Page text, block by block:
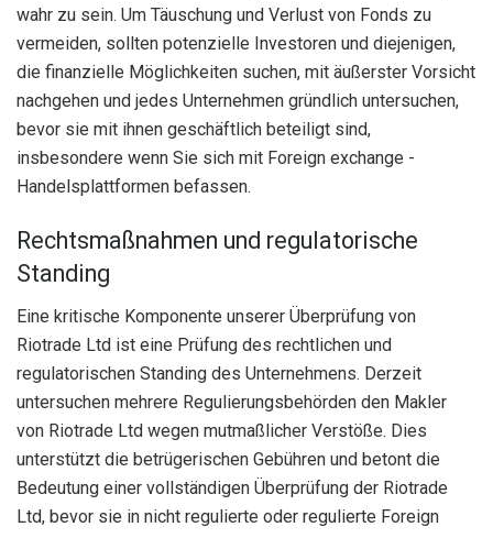
wahr zu sein. Um Täuschung und Verlust von Fonds zu
vermeiden, sollten potenzielle Investoren und diejenigen,
die finanzielle Möglichkeiten suchen, mit äußerster Vorsicht
nachgehen und jedes Unternehmen gründlich untersuchen,
bevor sie mit ihnen geschäftlich beteiligt sind,
insbesondere wenn Sie sich mit Foreign exchange -
Handelsplattformen befassen.
Rechtsmaßnahmen und regulatorische
Standing
Eine kritische Komponente unserer Überprüfung von
Riotrade Ltd ist eine Prüfung des rechtlichen und
regulatorischen Standing des Unternehmens. Derzeit
untersuchen mehrere Regulierungsbehörden den Makler
von Riotrade Ltd wegen mutmaßlicher Verstöße. Dies
unterstützt die betrügerischen Gebühren und betont die
Bedeutung einer vollständigen Überprüfung der Riotrade
Ltd, bevor sie in nicht regulierte oder regulierte Foreign